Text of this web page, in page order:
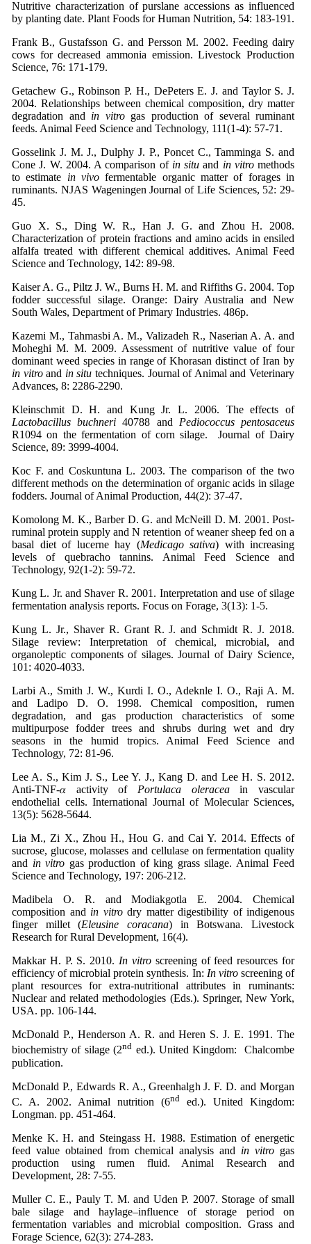
Nutritive characterization of purslane accessions as influenced
by planting date. Plant Foods for Human Nutrition, 54: 183-191.
Frank B., Gustafsson G. and Persson M. 2002. Feeding dairy
cows for decreased ammonia emission. Livestock Production
Science, 76: 171-179.
Getachew G., Robinson P. H., DePeters E. J. and Taylor S. J.
2004. Relationships between chemical composition, dry matter
degradation and in vitrogas production of several ruminant
feeds. Animal Feed Science and Technology, 111(1-4): 57-71.
Gosselink J. M. J., Dulphy J. P., Poncet C., Tamminga S. and
Cone J. W. 2004. A comparison of in situ and in vitromethods
to estimate in vivo fermentable organic matter of forages in
ruminants. NJAS Wageningen Journal of Life Sciences, 52: 29-
45.
Guo X. S., Ding W. R., Han J. G. and Zhou H. 2008.
Characterization of protein fractions and amino acids in ensiled
alfalfa treated with different chemical additives. Animal Feed
Science and Technology, 142: 89-98.
Kaiser A. G., Piltz J. W., Burns H. M. and Riffiths G. 2004. Top
fodder successful silage. Orange: Dairy Australia and New
South Wales, Department of Primary Industries. 486p.
Kazemi M., Tahmasbi A. M., Valizadeh R., Naserian A. A. and
Moheghi M. M. 2009. Assessment of nutritive value of four
dominant weed species in range of Khorasan distinct of Iran by
in vitroand in situ techniques. Journal of Animal and Veterinary
Advances, 8: 2286-2290.
Kleinschmit D. H. and Kung Jr. L. 2006. The effects of
Lactobacillus buchneri 40788 and Pediococcus pentosaceus
R1094 on the fermentation of corn silage. Journal of Dairy
Science, 89: 3999-4004.
Koc F. and Coskuntuna L. 2003. The comparison of the two
different methods on the determination of organic acids in silage
fodders. Journal of Animal Production, 44(2): 37-47.
Komolong M. K., Barber D. G. and McNeill D. M. 2001. Post-
ruminal protein supply and N retention of weaner sheep fed on a
basal diet of lucerne hay (Medicago sativa) with increasing
levels of quebracho tannins. Animal Feed Science and
Technology, 92(1-2): 59-72.
Kung L. Jr. and Shaver R. 2001. Interpretation and use of silage
fermentation analysis reports. Focus on Forage, 3(13): 1-5.
Kung L. Jr., Shaver R. Grant R. J. and Schmidt R. J. 2018.
Silage review: Interpretation of chemical, microbial, and
organoleptic components of silages. Journal of Dairy Science,
101: 4020-4033.
Larbi A., Smith J. W., Kurdi I. O., Adeknle I. O., Raji A. M.
and Ladipo D. O. 1998. Chemical composition, rumen
degradation, and gas production characteristics of some
multipurpose fodder trees and shrubs during wet and dry
seasons in the humid tropics. Animal Feed Science and
Technology, 72: 81-96.
Lee A. S., Kim J. S., Lee Y. J., Kang D. and Lee H. S. 2012.
Anti-TNF-𝛼 activity of Portulaca oleraceain vascular
endothelial cells. International Journal of Molecular Sciences,
13(5): 5628-5644.
Lia M., Zi X., Zhou H., Hou G. and Cai Y. 2014. Effects of
sucrose, glucose, molasses and cellulase on fermentation quality
and in vitro gas production of king grass silage. Animal Feed
Science and Technology, 197: 206-212.
Madibela O. R. and Modiakgotla E. 2004. Chemical
composition and in vitrodry matter digestibility of indigenous
finger millet (Eleusine coracana) in Botswana. Livestock
Research for Rural Development, 16(4).
Makkar H. P. S. 2010. In vitroscreening of feed resources for
efficiency of microbial protein synthesis. In: In vitroscreening of
plant resources for extra-nutritional attributes in ruminants:
Nuclear and related methodologies (Eds.). Springer, New York,
USA. pp. 106-144.
McDonald P., Henderson A. R. and Heren S. J. E. 1991. The
biochemistry of silage (2nd ed.). United Kingdom: Chalcombe
publication.
McDonald P., Edwards R. A., Greenhalgh J. F. D. and Morgan
C. A. 2002. Animal nutrition (6nd
ed.). United Kingdom:
Longman. pp. 451-464.
Menke K. H. and Steingass H. 1988. Estimation of energetic
feed value obtained from chemical analysis and in vitro gas
production using rumen fluid. Animal Research and
Development, 28: 7-55.
Muller C. E., Pauly T. M. and Uden P. 2007. Storage of small
bale silage and haylage–influence of storage period on
fermentation variables and microbial composition. Grass and
Forage Science, 62(3): 274-283.